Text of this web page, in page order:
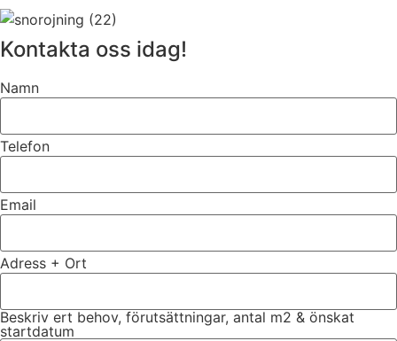
Kontakta oss idag!
Namn
Telefon
Email
Adress + Ort
Beskriv ert behov, förutsättningar, antal m2 & önskat
startdatum